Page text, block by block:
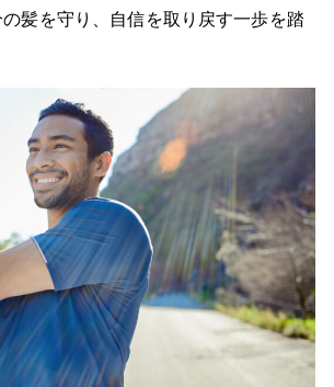
髪を守り、自信を取り戻す一歩を踏